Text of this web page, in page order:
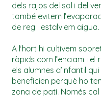
dels rajos del sol i del
també evitem
de reg i estalviem aigua.
A l'hort hi cultivem
ràpids com l’enciam i el
els alumnes d’infantil qui
beneficien perquè ho
zona de pati. Només